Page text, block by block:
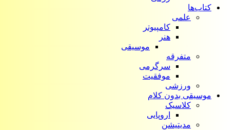
کتاب‌ها
علمی
کامپیوتر
هنر
موسیقی
متفرقه
سرگرمی
موفقیت
ورزشی
موسیقی بدون کلام
کلاسیک
اروپایی
مدیتیشن